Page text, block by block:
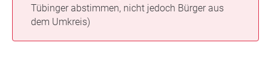
Tübinger abstimmen, nicht jedoch Bürger aus
dem Umkreis)